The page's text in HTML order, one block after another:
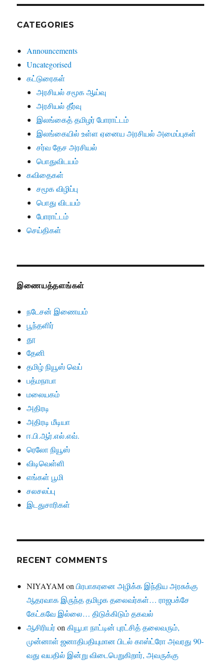
CATEGORIES
Announcements
Uncategorised
கட்டுரைகள்
அரசியல் சமூக ஆய்வு
அரசியல் தீர்வு
இலங்கைத் தமிழர் போராட்டம்
இலங்கையில் உள்ள ஏனைய அரசியல் அமைப்புகள்
சர்வ தேச அரசியல்
பொதுவிடயம்
கவிதைகள்
சமூக விழிப்பு
பொது விடயம்
போராட்டம்
செய்திகள்
இணையத்தளங்கள்
நடேசன் இணையம்
பூந்தளிர்
தூ
தேனி
தமிழ் நியூஸ் வெப்
பத்மநாபா
மலையகம்
அதிரடி
அதிரடி மீடியா
ஈ.பி.ஆர்.எல்.எவ்.
ரெலோ நியூஸ்
விடிவெள்ளி
எங்கள் பூமி
சலசலப்பு
இடதுசாரிகள்
RECENT COMMENTS
NIYAYAMonபிரபாகரனை அழிக்க இந்திய அரசுக்கு
ஆதரவாக இருந்த தமிழக தலைவர்கள்… ராஜபக்சே
கேட்கவே இல்லை… திடுக்கிடும் தகவல்
ஆசிரியர்onகியூபா நாட்டின் புரட்சித் தலைவரும்,
முன்னாள் ஜனாதிபதியுமான பிடல் காஸ்ட்ரோ அவரது 90-
வது வயதில் இன்று விடைபெறுகிறார், அவருக்கு